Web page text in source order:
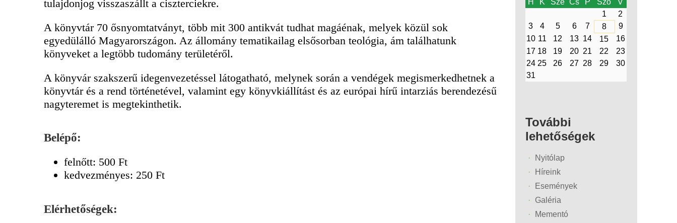
tulajdonjog visszaszállt a ciszterciekre.
A könyvtár 70 ősnyomtatványt, több mit 300 antikvát tudhat magáénak, melyek közül sok
egyedülálló Magyarországon. Az állomány tematikailag elsősorban teológia, ám találhatunk
könyveket a legtöbb tudomány területéről.
A könyvár szakszerű idegenvezetéssel látogatható, melynek során a vendégek megismerkedhetnek a
könyvtár és a rend történetével, valamint egy könyvkiállítást és az európai hírű intarziás berendezésű
nagyteremet is megtekinthetik.
Belépő:
felnőtt: 500 Ft
kedvezményes: 250 Ft
Elérhetőségek:
H K Sze Cs P Szo
V
1
2
3
4 5 6 7 8
9
10 11 12 13 14 15
16
17 18 19 20 21 22
23
24 25 26 27 28 29
30
31
További
lehetőségek
Nyitólap
Híreink
Események
Galéria
Mementó